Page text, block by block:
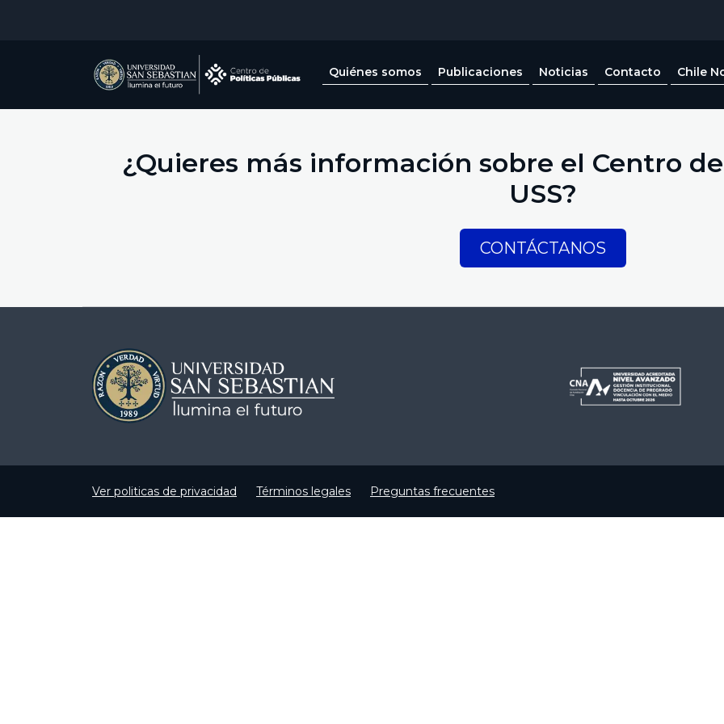
Quiénes somos Publicaciones Noticias Contacto Chile
¿Quieres más información sobre el Centro
USS?
CONTÁCTANOS
Ver politicas de privacidad Términos legales Preguntas frecuentes